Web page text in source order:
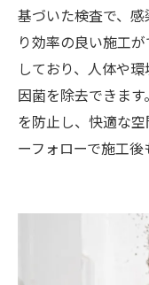
基づいた検査で、
り効率の良い施工
しており、人体や
因菌を除去できま
を防止し、快適な
ーフォローで施工後